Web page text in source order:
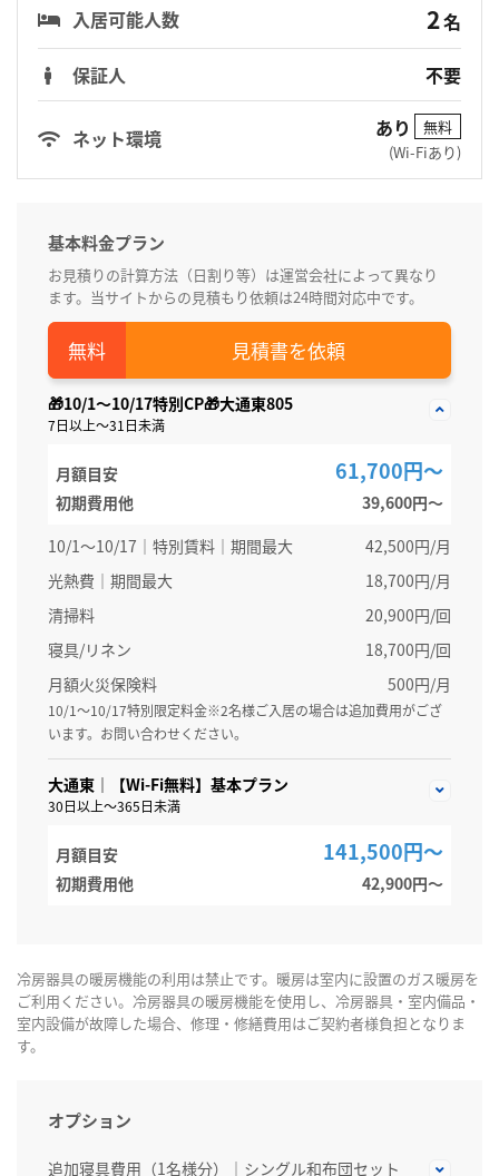
入居可能人数 2名
保証人
不要
ネット環境 あり
無料
(Wi-Fiあり)
基本料金プラン
お見積りの計算方法（日割り等）は運営会社によって異なり
ます。当サイトからの見積もり依頼は24時間対応中です。
見積書を依頼
🎁10/1～10/17特別CP🎁大通東805
7日以上～31日未満
月額目安 61,700円～
初期費用他
39,600円〜
10/1～10/17｜特別賃料｜期間最大
42,500円/月
光熱費｜期間最大
18,700円/月
清掃料
20,900円/回
寝具/リネン
18,700円/回
月額火災保険料
500円/月
10/1～10/17特別限定料金※2名様ご入居の場合は追加費用がござ
います。お問い合わせください。
大通東｜【Wi-Fi無料】基本プラン
30日以上～365日未満
月額目安 141,500円～
初期費用他 42,900円〜
冷房器具の暖房機能の利用は禁止です。暖房は室内に設置のガス暖房を
ご利用ください。冷房器具の暖房機能を使用し、冷房器具・室内備品・
室内設備が故障した場合、修理・修繕費用はご契約者様負担となりま
す。
オプション
追加寝具費用（1名様分）｜シングル和布団セット